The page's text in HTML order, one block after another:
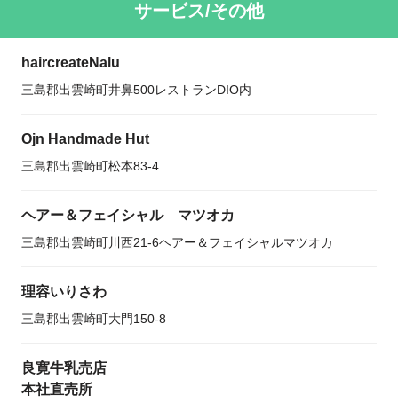
サービス/その他
haircreateNalu
三島郡出雲崎町井鼻500レストランDIO内
Ojn Handmade Hut
三島郡出雲崎町松本83-4
ヘアー＆フェイシャル マツオカ
三島郡出雲崎町川西21-6ヘアー＆フェイシャルマツオカ
理容いりさわ
三島郡出雲崎町大門150-8
良寛牛乳売店
本社直売所